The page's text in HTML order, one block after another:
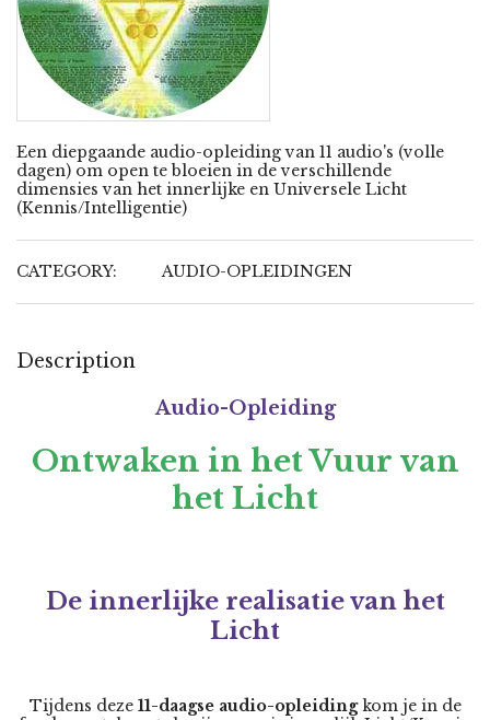
Een diepgaande audio-opleiding van 11 audio's (volle
dagen) om open te bloeien in de verschillende
dimensies van het innerlijke en Universele Licht
(Kennis/Intelligentie)
CATEGORY: AUDIO-OPLEIDINGEN
Description
Audio-Opleiding
Ontwaken in het Vuur van
het Licht
De innerlijke realisatie van het
Licht
Tijdens deze 11-daagseaudio-opleidingkom je in de